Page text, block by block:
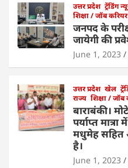
s
A
p
p
e
b
o
o
k
er e
dI
n
उत्तर प्रदेश ट्रेंडिंग
शिक्षा / जॉब करियर
जनपद के
जायेगी की
June 1, 2023
उत्तर प्रदेश खेल
राज्य शिक्षा / जॉब
बाराबंकी।
पर्याप्त
मधुमेह सहित
है।
June 1, 2023